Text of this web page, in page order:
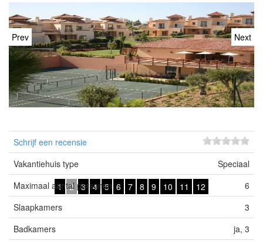
Prev Next
1 2 3 4 5 6 7 8 9 10 11 12
Schrijf een recensie
Vakantiehuis type
Speciaal
Maximaal aantal personen
6
Slaapkamers
3
Badkamers
ja, 3